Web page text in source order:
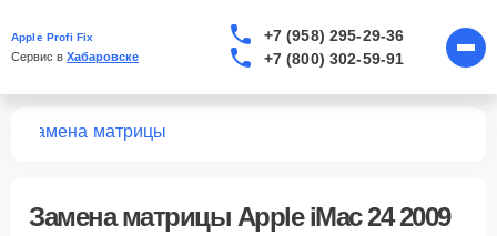
Apple Profi Fix
Сервис в Хабаровске
+7 (958) 295-29-36
+7 (800) 302-59-91
Замена матрицы
Замена матрицы Apple iMac 24 2009